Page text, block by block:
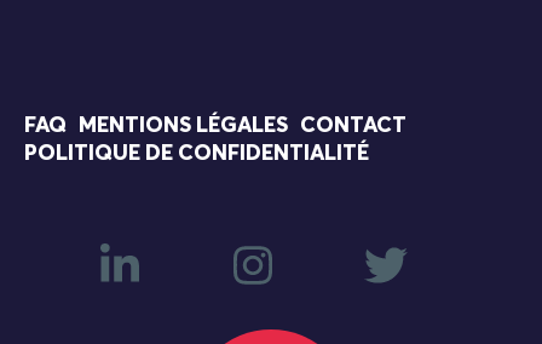
FAQ MENTIONS LÉGALES
CONTACT
POLITIQUE DE CONFIDENTIALITÉ